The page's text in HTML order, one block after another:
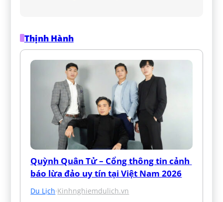
Thịnh Hành
Quỳnh Quân Tử – Cổng thông tin cảnh
báo lừa đảo uy tín tại Việt Nam 2026
Du Lịch·Kinhnghiemdulich.vn